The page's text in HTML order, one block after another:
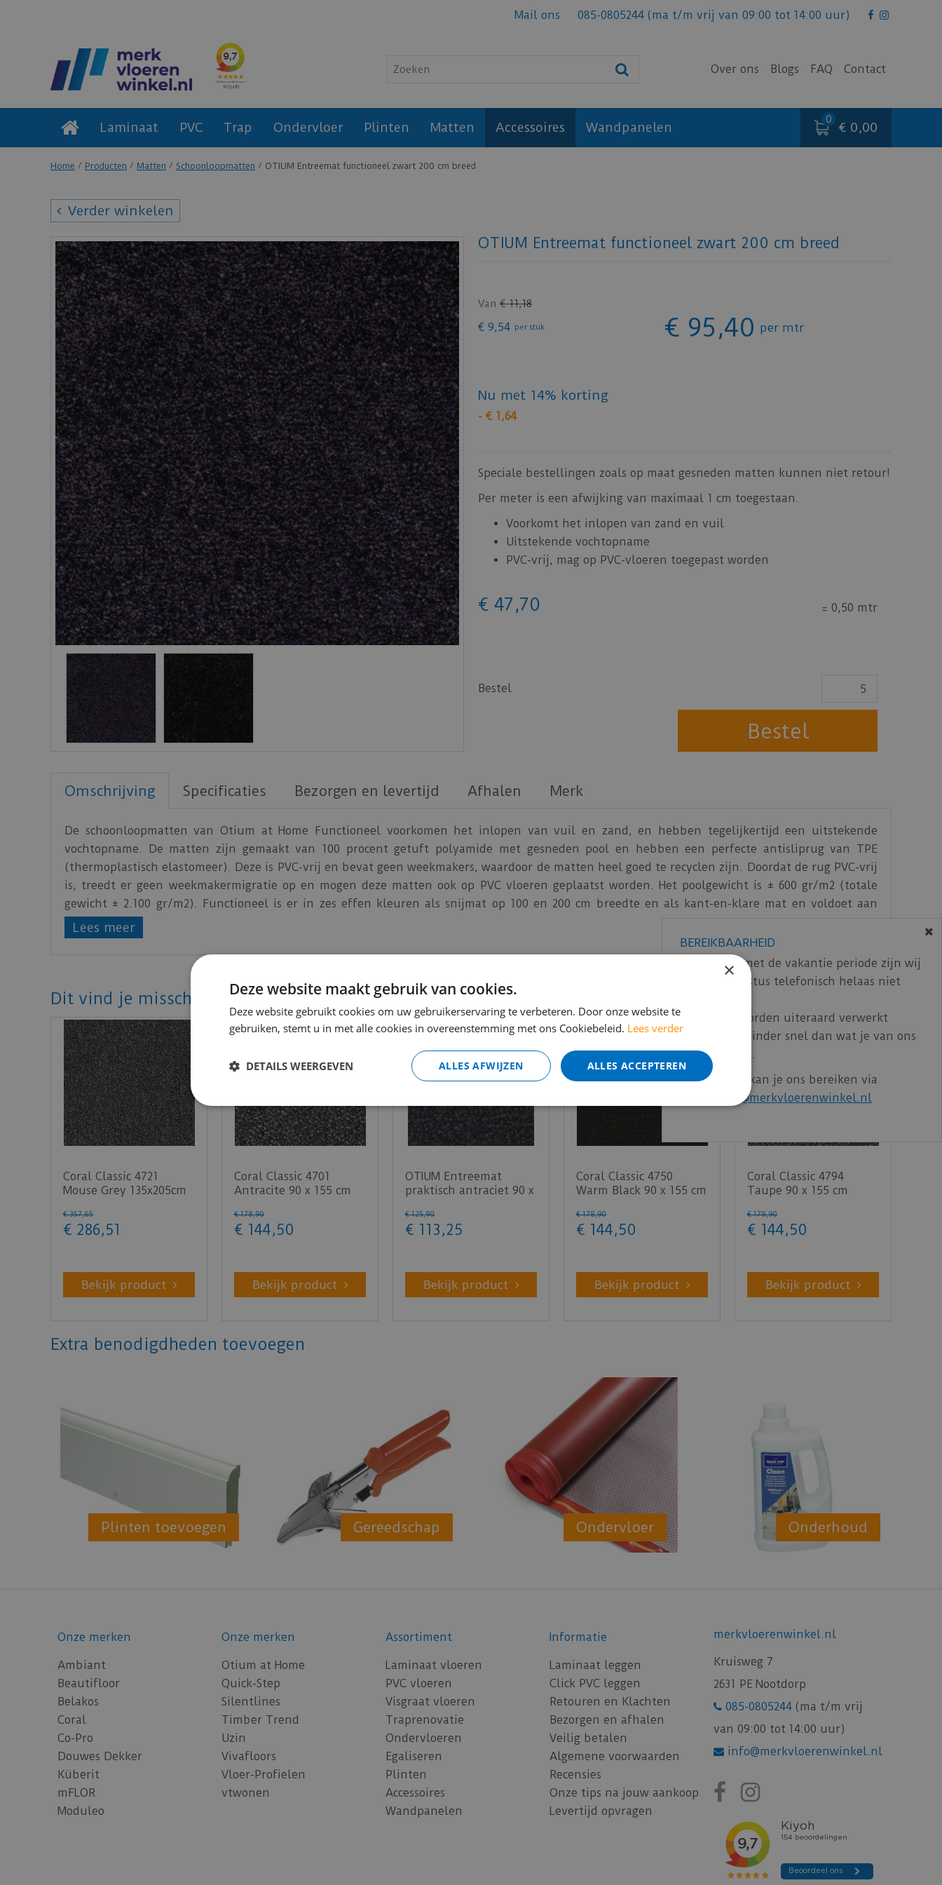
Home Producten Matten Schoonloopmatten OTIUM Entreemat functioneel zwart 200 cm breed
Mail ons 085-0805244 (ma t/m vrij van 09:00 tot 14:00 uur)
Over ons Blogs FAQ Contact
Laminaat PVC Trap Ondervloer Plinten Matten Accessoires Wandpanelen € 0,00
Verder winkelen
OTIUM Entreemat functioneel zwart 200 cm breed
Van € 11,18
€ 9,54 per stuk € 95,40 per mtr
Nu met 14% korting
- € 1,64
Speciale bestellingen zoals op maat gesneden matten kunnen niet retour!
Per meter is een afwijking van maximaal 1 cm toegestaan.
Voorkomt het inlopen van zand en vuil
Uitstekende vochtopname
PVC-vrij, mag op PVC-vloeren toegepast worden
€ 47,70 = 0,50 mtr
Bestel
Omschrijving Specificaties Bezorgen en levertijd Afhalen Merk
De schoonloopmatten van Otium at Home Functioneel voorkomen het inlopen van vuil en zand, en hebben tegelijkertijd een uitstekende
vochtopname. De matten zijn gemaakt van 100 procent getuft polyamide met gesneden pool en hebben een perfecte antisliprug van TPE
(thermoplastisch elastomeer). Deze is PVC-vrij en bevat geen weekmakers, waardoor de matten heel goed te recyclen zijn. Doordat de rug PVC-vrij
is, treedt er geen weekmakermigratie op en mogen deze matten ook op PVC vloeren geplaatst worden. Het poolgewicht is ± 600 gr/m2 (totale
gewicht ± 2.100 gr/m2). Functioneel is er in zes effen kleuren als snijmat op 100 en 200 cm breedte en als kant-en-klare mat en voldoet aan
brandklasse Efl volgens EN 13501. De matten uit deze serie zijn zowel machinaal- als met de hand wasbaar op maximaal 30 ºC. De
schoonloopzones van Functioneel zijn geschikt voor normaal huishoudelijk gebruik (gebruiksklasse 22 volgens EN 130 7).
Per meter is een afwijking van maximaal 1 cm toegestaan.
Lees meer
Dit vind je misschien ook mooi!
Coral Classic 4721
Mouse Grey 135x205cm
€ 357,65
€ 286,51
Bekijk product
Coral Classic 4701
Antracite 90 x 155 cm
€ 178,90
€ 144,50
Bekijk product
OTIUM Entreemat
praktisch antraciet 90 x
€ 125,90
€ 113 ,25
Bekijk product
Coral Classic 4750
Warm Black 90 x 155 cm
€ 178,90
€ 144,50
Bekijk product
Coral Classic 4794
Taupe 90 x 155 cm
€ 178,90
€ 144,50
Bekijk product
Extra benodigdheden toevoegen
Plinten toevoegen Gereedschap Ondervloer Onderhoud
Onze merken
Ambiant
Beautifloor
Belakos
Coral
Co-Pro
Douwes Dekker
Küberit
mFLOR
Moduleo
Onze merken
Otium at Home
Quick-Step
Silentlines
Timber Trend
Uzin
Vivafloors
Vloer-Profielen
vtwonen
Assortiment
Laminaat vloeren
PVC vloeren
Visgraat vloeren
Traprenovatie
Ondervloeren
Egaliseren
Plinten
Accessoires
Wandpanelen
Informatie
Laminaat leggen
Click PVC leggen
Retouren en Klachten
Bezorgen en afhalen
Veilig betalen
Algemene voorwaarden
Recensies
Onze tips na jouw aankoop
Levertijd opvragen
merkvloerenwinkel.nl
Kruisweg 7
2631 PE Nootdorp
085-0805244 (ma t/m vrij
van 09:00 tot 14:00 uur)
info@merkvloerenwinkel.nl
BEREIKBAARHEID
In verband met de vakantie periode zijn wij
t/m 14 augustus telefonisch helaas niet
Bestelling worden uiteraard verwerkt
echter iets minder snel dan wat je van ons
gewend bent.
Voor vragen kan je ons bereiken via
info@merkvloerenwinkel.nl
×
Deze website maakt gebruik van cookies.
Deze website gebruikt cookies om uw gebruikerservaring te verbeteren. Door onze website te
gebruiken, stemt u in met alle cookies in overeenstemming met ons Cookiebeleid. Lees verder
ALLES ACCEPTEREN
ALLES AFWIJZEN
DETAILS WEERGEVEN